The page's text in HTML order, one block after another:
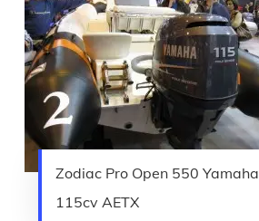
Zodiac Pro Open 550 Yamaha
115cv AETX